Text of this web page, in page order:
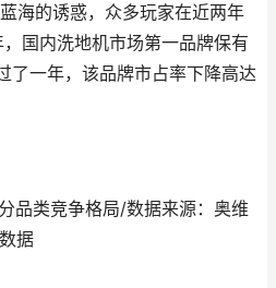
海的诱惑，众多玩家在近两年
国内洗地机市场第一品牌保有
了一年，该品牌市占率下降高达
品类竞争格局/数据来源：奥维
据